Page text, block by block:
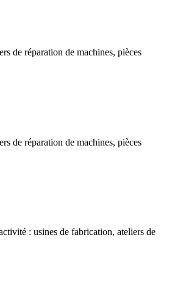
de réparation de machines, pièces
de réparation de machines, pièces
: usines de fabrication, ateliers de